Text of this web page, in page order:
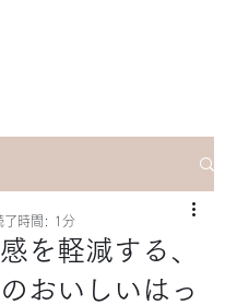
を軽減する、
おいしいはっ
了時間: 1分